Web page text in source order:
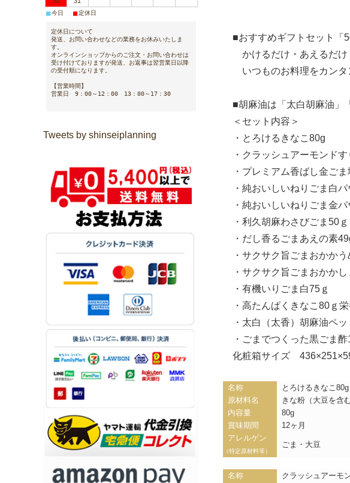
■おすすめギフトセット「
かけるだけ・あえるだけ
いつものお料理をカンタ
■胡麻油は「太白胡麻油」
＜セット内容＞
・とろける
・クラッシュアー
・プレミアム香
・純おいしいねり
・純おいしいねり
・利久胡麻わ
・だし香るごまあえ
・サクサク旨ご
・サクサク旨ごま
・有機いり
・高たんぱくきな
・太白（太香）胡
・ごまでつくった
化粧箱サイズ
名称
とろけるきなこ80g
原材料名
きな粉（大豆を含
内容量
80g
賞味期間
12ヶ月
アレルゲン
（特定原材料等）
ごま・大豆
名称
クラッシュアーモ
■今日 ■定休日
定休日について
発送、お問い合わせなどの業務をお休みいたしま
す。
オンラインショップからのご注文・お問い合わせは
受け付けておりますが発送、お返事は翌営業日以降
の受付順になります。
【営業時間】
営業日 9：00～12：00 13：00～17：30
Tweets by shinseiplanning